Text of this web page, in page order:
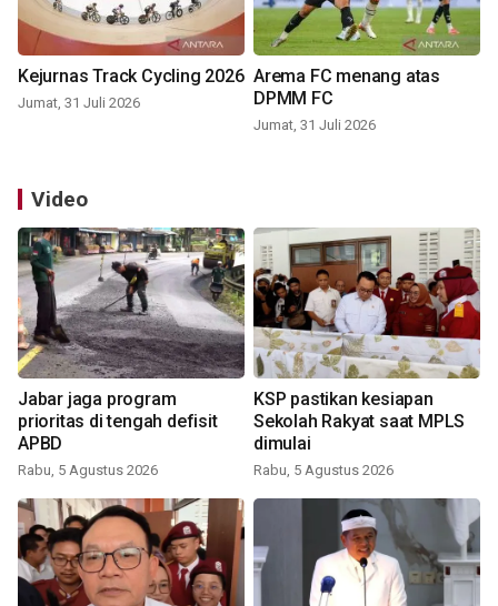
Kejurnas Track Cycling 2026
Jumat, 31 Juli 2026
Arema FC menang atas
DPMM FC
Jumat, 31 Juli 2026
Video
Jabar jaga program
prioritas di tengah defisit
APBD
Rabu, 5 Agustus 2026
KSP pastikan kesiapan
Sekolah Rakyat saat MPLS
dimulai
Rabu, 5 Agustus 2026